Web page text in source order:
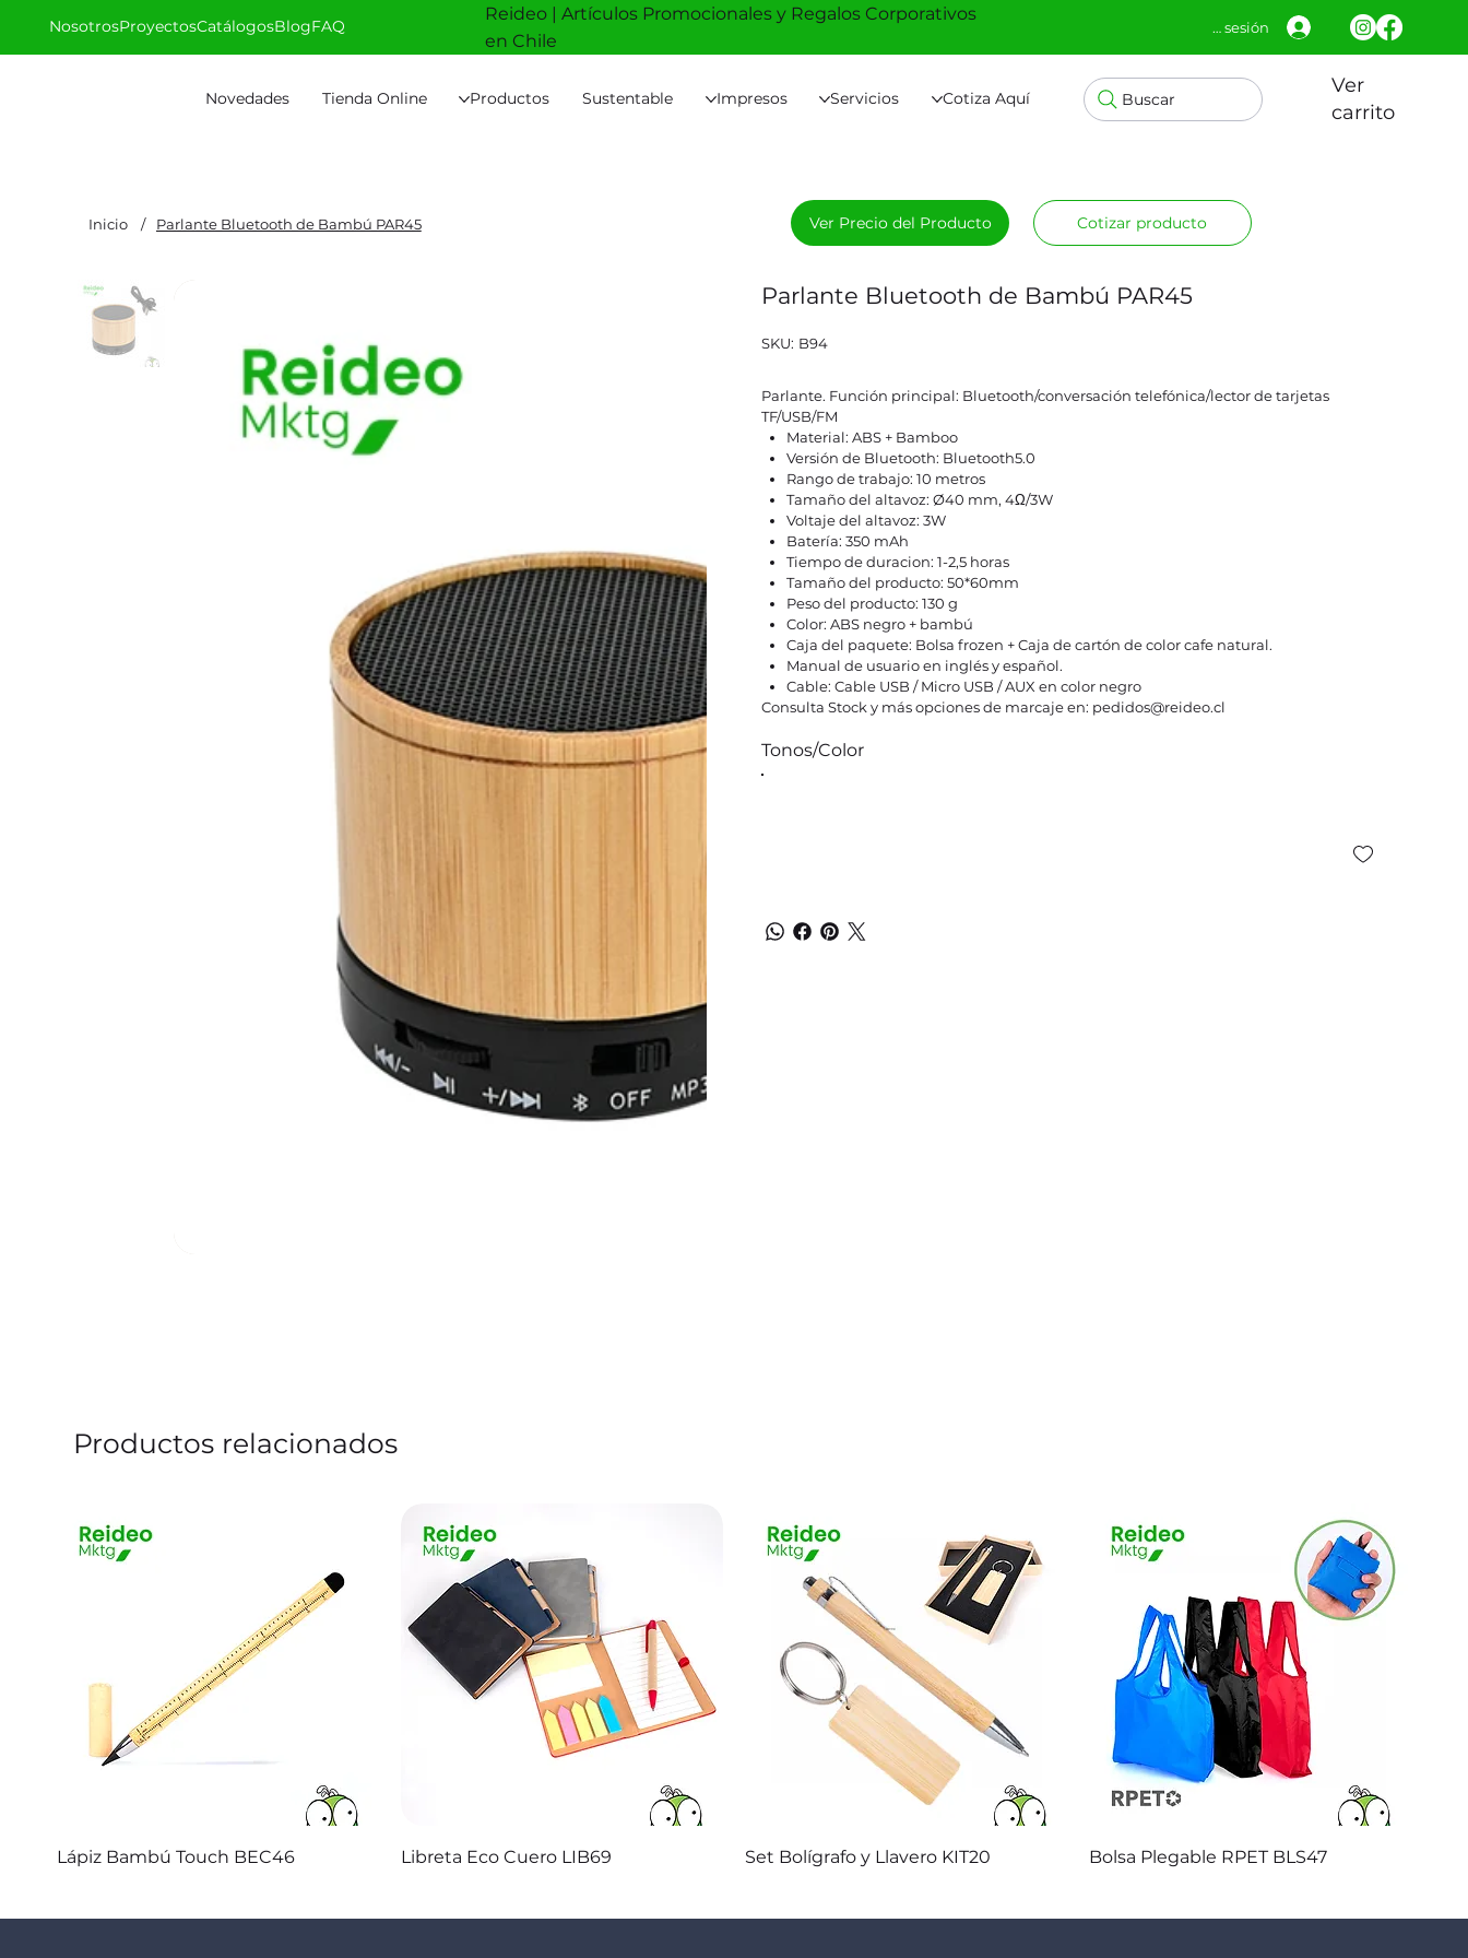
Novedades Tienda Online Productos Sustentable Impresos Servicios Cotiza Aquí Buscar
Ver
carrito
NosotrosProyectosCatálogosBlogFAQ
Reideo | Artículos Promocionales y Regalos Corporativos
en Chile
Iniciar sesión
Inicio / Parlante Bluetooth de Bambú PAR45
Parlante Bluetooth de Bambú PAR45
SKU: SKU
B94
B94
Parlante. Función principal: Bluetooth/conversación telefónica/lector de tarjetas
TF/USB/FM
Material: ABS + Bamboo
Versión de Bluetooth: Bluetooth5.0
Rango de trabajo: 10 metros
Tamaño del altavoz: Ø40 mm, 4Ω/3W
Voltaje del altavoz: 3W
Batería: 350 mAh
Tiempo de duracion: 1-2,5 horas
Tamaño del producto: 50*60mm
Peso del producto: 130 g
Color: ABS negro + bambú
Caja del paquete: Bolsa frozen + Caja de cartón de color cafe natural.
Manual de usuario en inglés y español.
Cable: Cable USB / Micro USB / AUX en color negro
Consulta Stock y más opciones de marcaje en: pedidos@reideo.cl
Tonos/Color
Ver Precio del Producto Cotizar producto
Productos relacionados
Vista rápida
Lápiz Bambú Touch BEC46 Vista rápida
Libreta Eco Cuero LIB69 Vista rápida
Set Bolígrafo y Llavero KIT20 Vista rápida
Bolsa Plegable RPET BLS47